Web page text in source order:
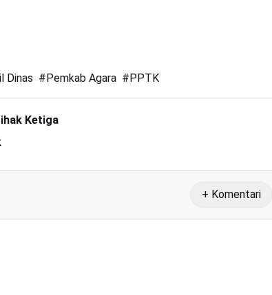
Dinas #Pemkab Agara #PPTK
Ketiga
+ Komentari